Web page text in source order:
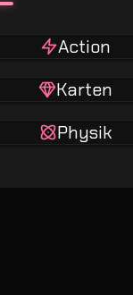
Action
Karten
Physik